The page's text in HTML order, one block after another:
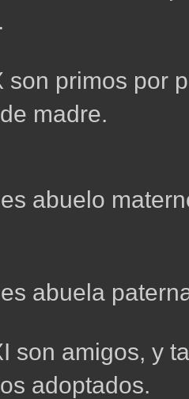
son primos por
madre.
abuelo
abuela
son amigos, y
adoptados.